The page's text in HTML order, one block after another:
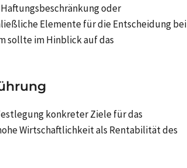
oder
Elemente für die Entscheidung bei
sollte im Hinblick auf das
konkreter Ziele für das
Wirtschaftlichkeit als Rentabilität des